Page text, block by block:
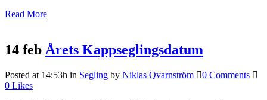
Read More
14 feb Årets Kappseglingsdatum
Posted at 14:53h in Segling by Niklas Qvarnström
0 Comments
0 Likes